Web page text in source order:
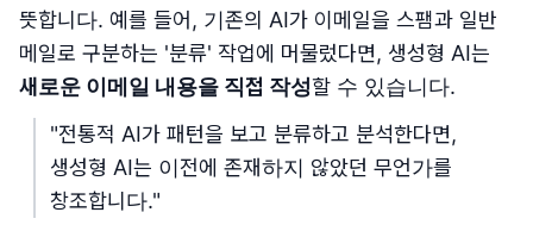
뜻합니다. 예를 들어, 기존의 AI가 이메일을 스팸과 일반
메일로 구분하는 '분류' 작업에 머물렀다면, 생성형 AI는
새로운 이메일 내용을 직접 작성할 수 있습니다.
"전통적 AI가 패턴을 보고 분류하고 분석한다면,
생성형 AI는 이전에 존재하지 않았던 무언가를
창조합니다."